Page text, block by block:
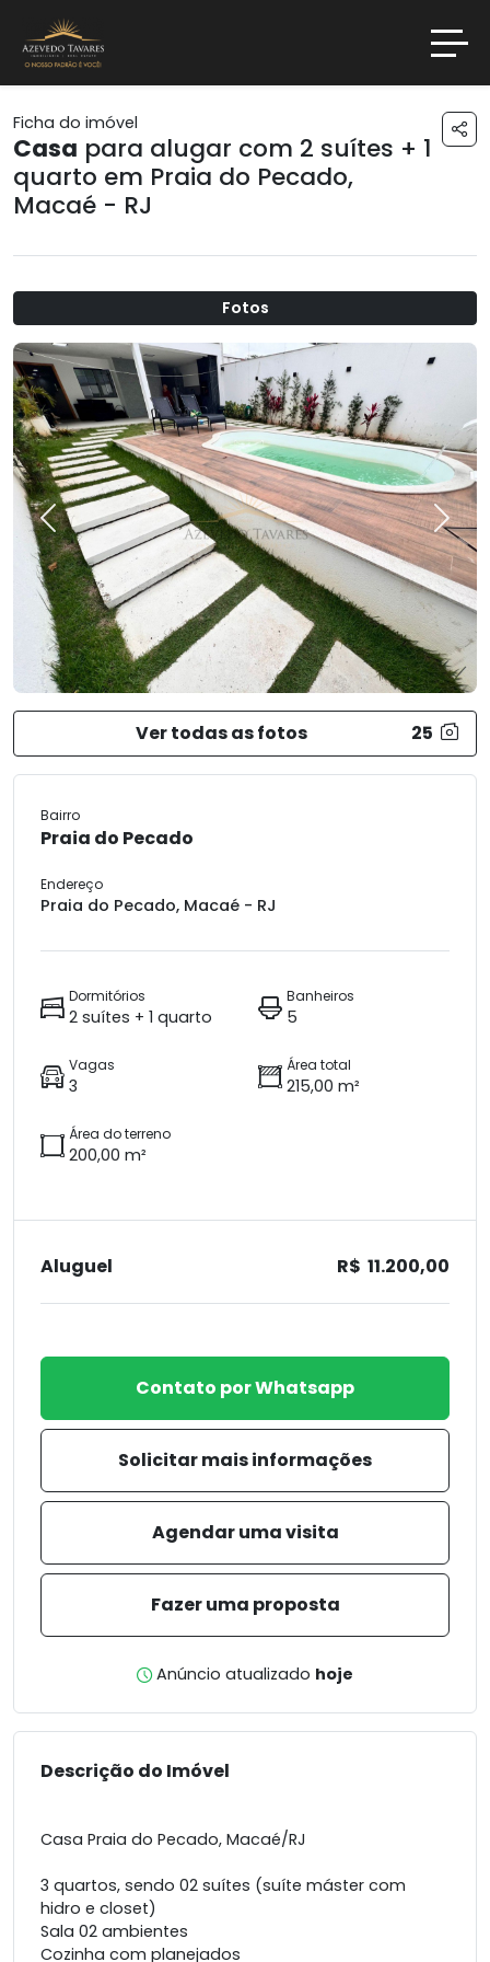
Ficha do imóvel
Casa para alugar com 2 suítes + 1
quarto em Praia do Pecado,
Macaé - RJ
Fotos
Previous Next
Ver todas as fotos 25
Bairro
Praia do Pecado
Endereço
Praia do Pecado, Macaé - RJ
Dormitórios
2 suítes + 1 quarto
Banheiros
5
Vagas
3
Área total
215,00 m²
Área do terreno
200,00 m²
Aluguel R$ 11.200,00
Contato por Whatsapp
Solicitar mais informações
Agendar uma visita
Fazer uma proposta
Anúncio atualizado hoje
Descrição do Imóvel
Casa Praia do Pecado, Macaé/RJ
3 quartos, sendo 02 suítes (suíte máster com
hidro e closet)
Sala 02 ambientes
Cozinha com planejados